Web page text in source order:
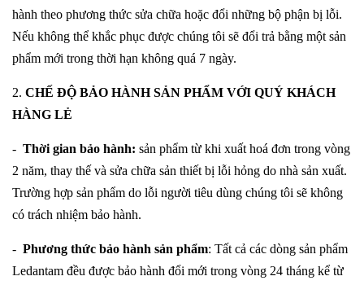
hành theo phương thức sửa chữa hoặc đổi những bộ phận bị lỗi.
Nếu không thể khắc phục được chúng tôi sẽ đổi trả bằng một sản
phẩm mới trong thời hạn không quá 7 ngày.
2. CHẾ ĐỘ BẢO HÀNH SẢN PHẨM VỚI QUÝ KHÁCH
HÀNG LẺ
- Thời gian bảo hành: sản phẩm từ khi xuất hoá đơn trong vòng
2 năm, thay thế và sửa chữa sản thiết bị lỗi hỏng do nhà sản xuất.
Trường hợp sản phẩm do lỗi người tiêu dùng chúng tôi sẽ không
có trách nhiệm bảo hành.
- Phương thức bảo hành sản phẩm: Tất cả các dòng sản phẩm
Ledantam đều được bảo hành đổi mới trong vòng 24 tháng kể từ